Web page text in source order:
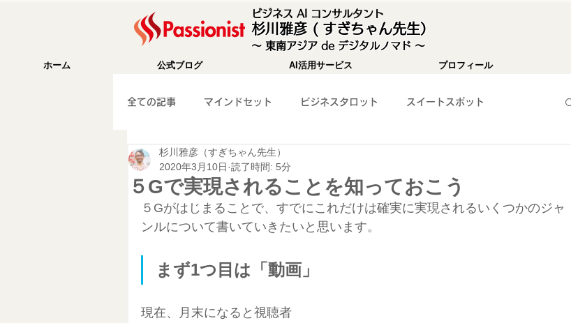
ビジネス AI コンサルタント
杉川雅彦 ( すぎちゃん先生）
〜 東南アジア de デジタルノマド 〜
ホーム 公式ブログ AI活用サービス プロフィール
全ての記事 マインドセット ビジネスタロット スイートスポット
成功法則 海外移住
WEB集客 ガジェット紹介 WEBツール紹介 SNS集客 パソコン関係
マーケティング 旅行記 チャレンジ１００
５Gで実現されることを知っておこう
杉川雅彦（すぎちゃん先生）
2020年3月10日 読了時間: 5分
５Gがはじまることで、すでにこれだけは確実に実現されるいくつかのジャ
ンルについて書いていきたいと思います。
まず1つ目は「動画」
現在、月末になると視聴者